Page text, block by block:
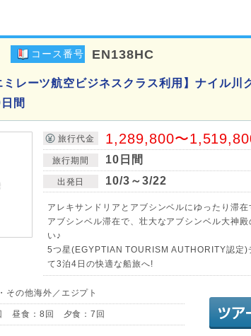
コース番号 EN138HC
レーツ航空ビジネスクラス利用】ナイル川
間
旅行代金 1,289,800〜
旅行期間 10日間
出発日 10/3～3/22
アレキサンドリアとアブシンベルにゆったり滞
アブシンベル滞在で、壮大なアブシンベル大神
い♪
5つ星(EGYPTIAN TOURISM AUTHORITY認定)
て3泊4日の快適な船旅へ!
その他海外／エジプト
昼食：8回 夕食：7回